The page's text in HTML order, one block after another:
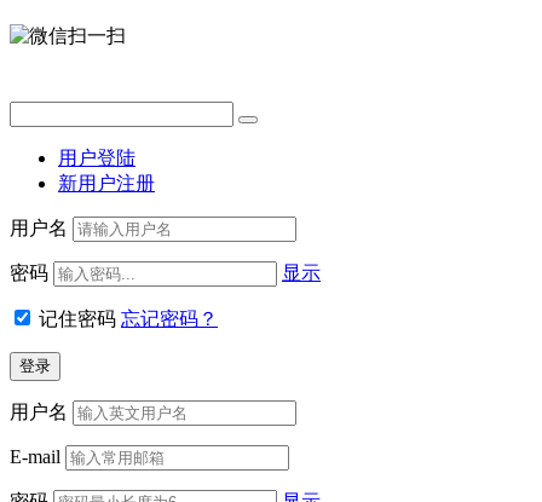
用户登陆
新用户注册
用户名
密码 显示
记住密码 忘记密码？
用户名
E-mail